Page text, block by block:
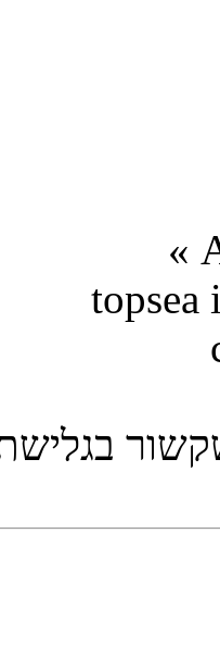
topsea